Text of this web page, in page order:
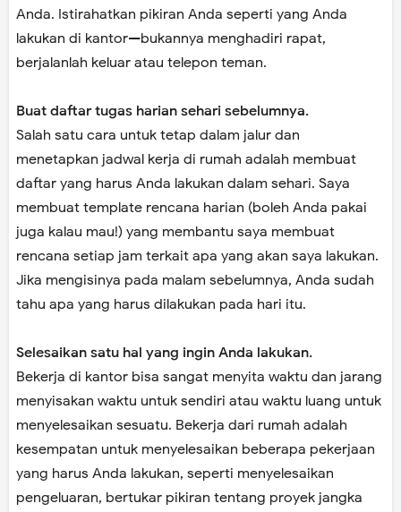
Anda. Istirahatkan pikiran Anda seperti yang Anda
lakukan di kantor—bukannya menghadiri rapat,
berjalanlah keluar atau telepon teman.
Buat daftar tugas harian sehari sebelumnya.
Salah satu cara untuk tetap dalam jalur dan
menetapkan jadwal kerja di rumah adalah membuat
daftar yang harus Anda lakukan dalam sehari. Saya
membuat template rencana harian (boleh Anda pakai
juga kalau mau!) yang membantu saya membuat
rencana setiap jam terkait apa yang akan saya lakukan.
Jika mengisinya pada malam sebelumnya, Anda sudah
tahu apa yang harus dilakukan pada hari itu.
Selesaikan satu hal yang ingin Anda lakukan.
Bekerja di kantor bisa sangat menyita waktu dan jarang
menyisakan waktu untuk sendiri atau waktu luang untuk
menyelesaikan sesuatu. Bekerja dari rumah adalah
kesempatan untuk menyelesaikan beberapa pekerjaan
yang harus Anda lakukan, seperti menyelesaikan
pengeluaran, bertukar pikiran tentang proyek jangka